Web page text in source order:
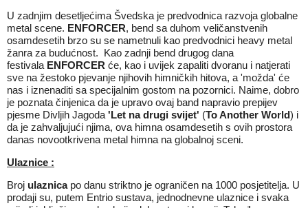
U zadnjim desetljećima Švedska je predvodnica razvoja globalne
metal scene. ENFORCER, bend sa duhom veličanstvenih
osamdesetih brzo su se nametnuli kao predvodnici heavy metal
žanra za budućnost. Kao zadnji bend drugog dana
festivala ENFORCER će, kao i uvijek zapaliti dvoranu i natjerati
sve na žestoko pjevanje njihovih himničkih hitova, a 'možda' će
nas i iznenaditi sa specijalnim gostom na pozornici. Naime, dobro
je poznata činjenica da je upravo ovaj band napravio prepijev
pjesme Divljih Jagoda 'Let na drugi svijet' (To Another World) i
da je zahvaljujući njima, ova himna osamdesetih s ovih prostora
danas novootkrivena metal himna na globalnoj sceni.
Ulaznice :
Broj ulaznicapo danu striktno je ograničen na 1000 posjetitelja. U
prodaji su, putem Entrio sustava, jednodnevne ulaznice i svaka